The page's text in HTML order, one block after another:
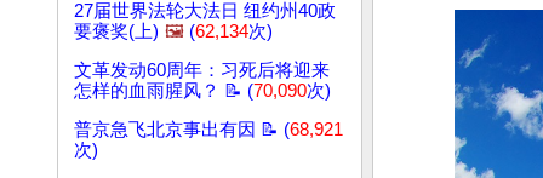
27届世界法轮大法日 纽约州40政
要褒奖(上) 🖼️ (62,134次)
文革发动60周年：习死后将迎来
怎样的血雨腥风？ 📝 (70,090次)
普京急飞北京事出有因 📝 (68,921
次)